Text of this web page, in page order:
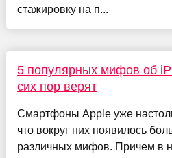
стажировку на п...
5 популярных мифов об
сих пор верят
Смартфоны Apple уже
что вокруг них появилось
различных мифов. Причем в